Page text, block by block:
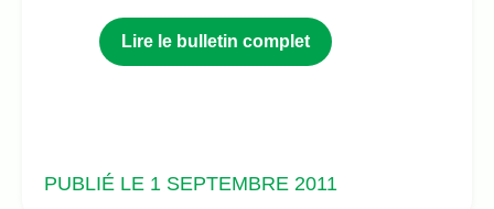
Lire le bulletin complet
PUBLIÉ LE 1 SEPTEMBRE 2011